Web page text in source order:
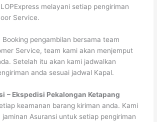
melayani setiap pengiriman
Service.
Booking pengambilan bersama team
Service, team kami akan menjemput
Setelah itu akan kami jadwalkan
anda sesuai jadwal Kapal.
– Ekspedisi Pekalongan Ketapang
keamanan barang kiriman anda. Kami
Asuransi untuk setiap pengiriman